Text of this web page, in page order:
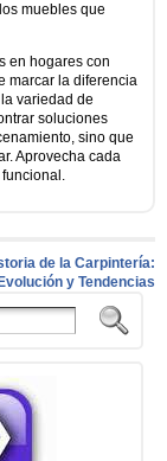
muebles que
en hogares con
marcar la diferencia
variedad de
soluciones
sino que
Aprovecha cada
de la Carpintería:
Evolución y Tendencias